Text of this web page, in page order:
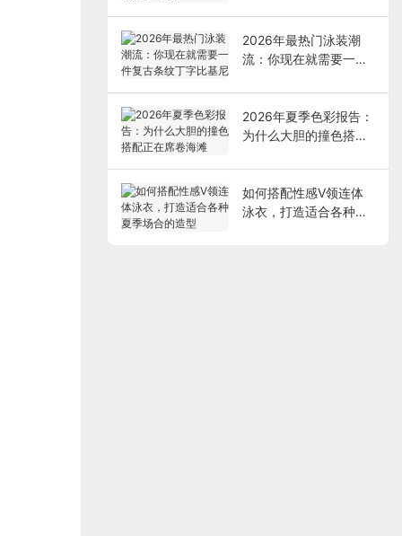
2026年最热门泳装潮
流：你现在就需要一件
2026年夏季色彩报告：
为什么大胆的撞色搭配
如何搭配性感V领连体
泳衣，打造适合各种夏